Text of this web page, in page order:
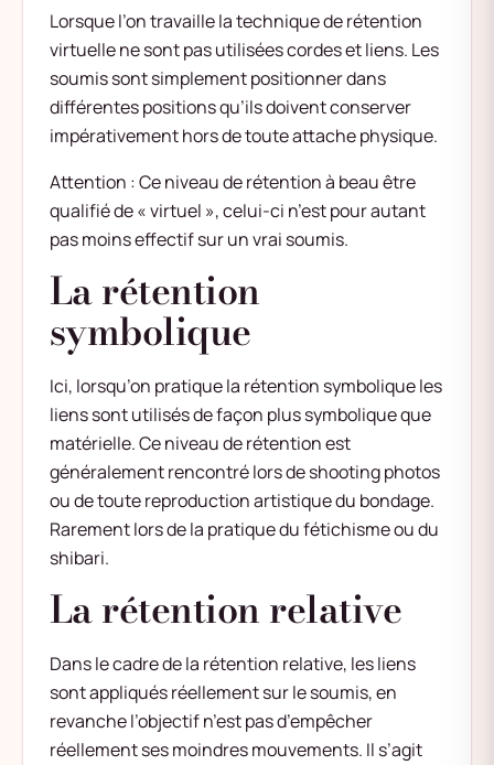
Lorsque l’on travaille la technique de rétention
virtuelle ne sont pas utilisées cordes et liens. Les
soumis sont simplement positionner dans
différentes positions qu’ils doivent conserver
impérativement hors de toute attache physique.
Attention : Ce niveau de rétention à beau être
qualifié de « virtuel », celui-ci n’est pour autant
pas moins effectif sur un vrai soumis.
La rétention
symbolique
Ici, lorsqu’on pratique la rétention symbolique les
liens sont utilisés de façon plus symbolique que
matérielle. Ce niveau de rétention est
généralement rencontré lors de shooting photos
ou de toute reproduction artistique du bondage.
Rarement lors de la pratique du fétichisme ou du
shibari.
La rétention relative
Dans le cadre de la rétention relative, les liens
sont appliqués réellement sur le soumis, en
revanche l’objectif n’est pas d’empêcher
réellement ses moindres mouvements. Il s’agit